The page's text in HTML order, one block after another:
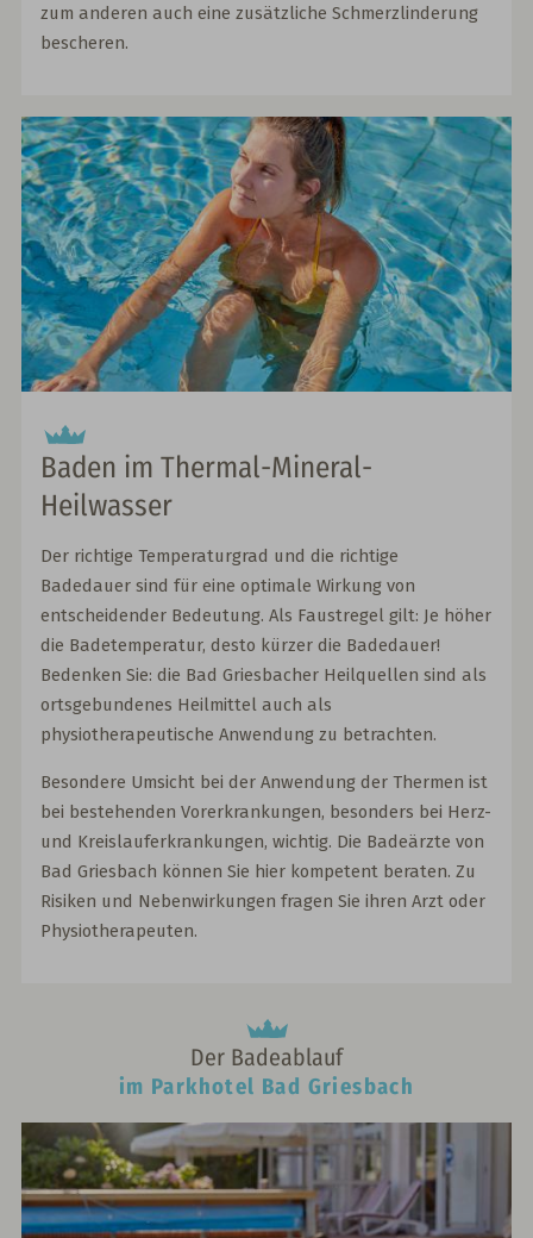
zum anderen auch eine zusätzliche Schmerzlinderung
bescheren.
Baden im Thermal-Mineral-
Heilwasser
Der richtige Temperaturgrad und die richtige
Badedauer sind für eine optimale Wirkung von
entscheidender Bedeutung. Als Faustregel gilt: Je höher
die Badetemperatur, desto kürzer die Badedauer!
Bedenken Sie: die Bad Griesbacher Heilquellen sind als
ortsgebundenes Heilmittel auch als
physiotherapeutische Anwendung zu betrachten.
Besondere Umsicht bei der Anwendung der Thermen ist
bei bestehenden Vorerkrankungen, besonders bei Herz-
und Kreislauferkrankungen, wichtig. Die Badeärzte von
Bad Griesbach können Sie hier kompetent beraten. Zu
Risiken und Nebenwirkungen fragen Sie ihren Arzt oder
Physiotherapeuten.
Der Badeablauf
im Parkhotel Bad Griesbach